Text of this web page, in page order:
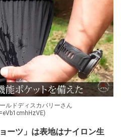
ルドディスカバリーさん
ーツ」は表地はナイロン生